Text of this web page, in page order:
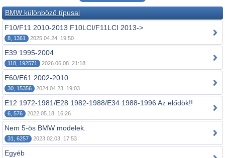
BMW különböző típusai
F10/F11 2010-2013 F10LCI/F11LCI 2013->
8, 1361 2025.04.24. 19:50
E39 1995-2004
118, 192571 2026.06.08. 21:18
E60/E61 2002-2010
30, 15356 2024.04.23. 19:03
E12 1972-1981/E28 1982-1988/E34 1988-1996 Az elődök!!
6, 576 2022.05.18. 16:26
Nem 5-ös BMW modelek.
31, 6257 2023.02.03. 17:53
Egyéb